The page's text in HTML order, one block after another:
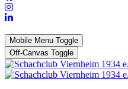
Mobile Menu Toggle
Off-Canvas Toggle